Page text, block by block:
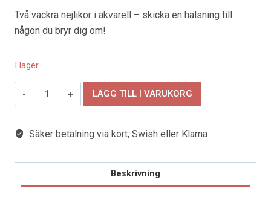
Två vackra nejlikor i akvarell – skicka en hälsning till
någon du bryr dig om!
I lager
En
blomsterhälsning
LÄGG TILL I VARUKORG
Säker betalning via kort, Swish eller Klarna
Beskrivning